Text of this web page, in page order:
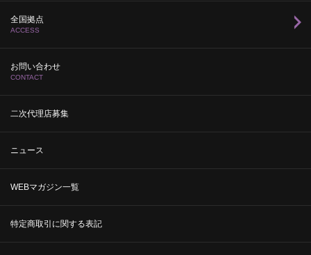
全国拠点
ACCESS
お問い合わせ
CONTACT
二次代理店募集
ニュース
WEBマガジン一覧
特定商取引に関する表記